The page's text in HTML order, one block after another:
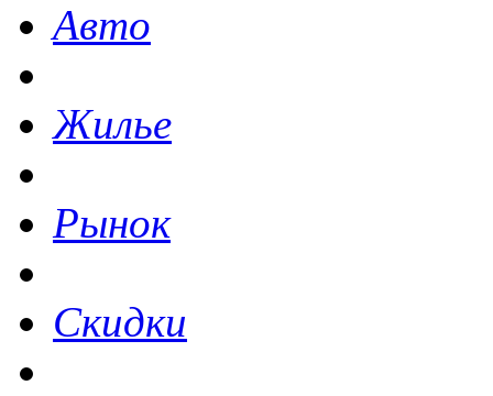
Авто
Жилье
Рынок
Скидки